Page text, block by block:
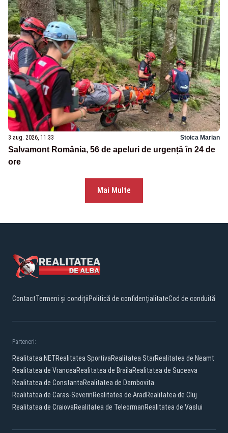
3 aug. 2026, 11:33 Stoica Marian
Salvamont România, 56 de apeluri de urgență în 24 de
ore
Mai Multe
ContactTermeni și condițiiPolitică de confidențialitateCod de conduită
Parteneri:
Realitatea.NETRealitatea SportivaRealitatea StarRealitatea de Neamt
Realitatea de VranceaRealitatea de BrailaRealitatea de Suceava
Realitatea de ConstantaRealitatea de Dambovita
Realitatea de Caras-SeverinRealitatea de AradRealitatea de Cluj
Realitatea de CraiovaRealitatea de TeleormanRealitatea de Vaslui